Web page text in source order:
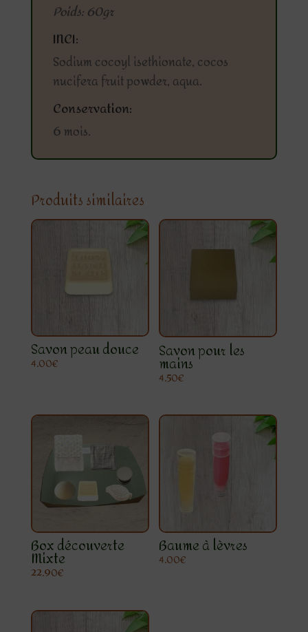
Poids:60gr
INCI:
Sodium cocoyl isethionate, cocos
nucifera fruit powder, aqua.
Conservation:
6 mois.
Produits similaires
Savon peau douce
4.00€
Savon pour les
mains
4.50€
Box découverte
Mixte
22.90€
Baume à lèvres
4.00€